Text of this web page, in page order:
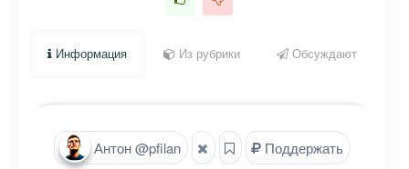
Информация Из рубрики Обсуждают
Антон @pfilan Поддержать